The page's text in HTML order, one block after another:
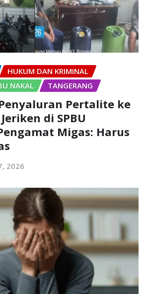
HUKUM DAN KRIMINAL
NAKAL TANGERANG
Pertalite ke
di SPBU
Migas: Harus
2026